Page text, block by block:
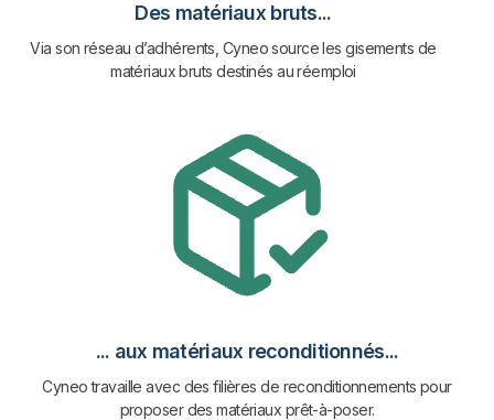
Des matériaux bruts...
Via son réseau d’adhérents, Cyneo source les gisements de
matériaux bruts destinés au réemploi
... aux matériaux reconditionnés...
Cyneo travaille avec des filières de reconditionnements pour
proposer des matériaux prêt-à-poser.